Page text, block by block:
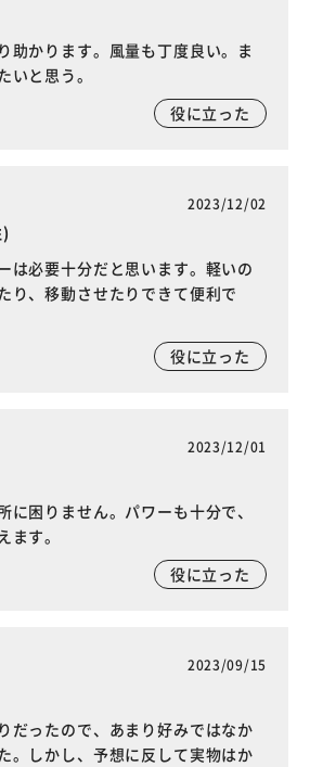
助かります。風量も丁度良い。ま
いと思う。
役に立った
2023/12/02
は必要十分だと思います。軽いの
り、移動させたりできて便利で
役に立った
2023/12/01
に困りません。パワーも十分で、
ます。
役に立った
2023/09/15
だったので、あまり好みではなか
。しかし、予想に反して実物はか